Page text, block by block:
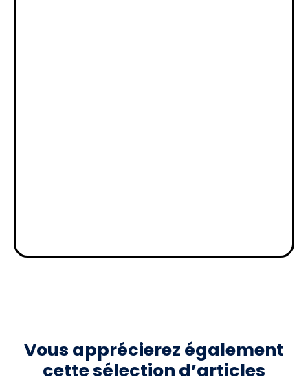
Vous apprécierez également
cette sélection d’articles